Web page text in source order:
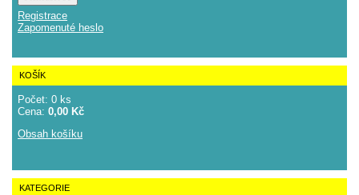
Registrace
Zapomenuté heslo
KOŠÍK
Počet: 0 ks
Cena: 0,00 Kč
Obsah košíku
KATEGORIE